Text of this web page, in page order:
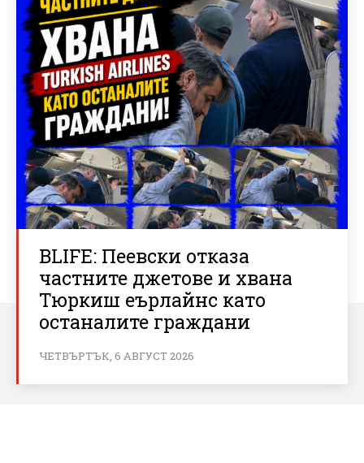
BLIFE: Пеевски отказа
частните джетове и хвана
Тюркиш еърлайнс като
останалите граждани
ЧЕТВЪРТЪК, 6 АВГУСТ 2026